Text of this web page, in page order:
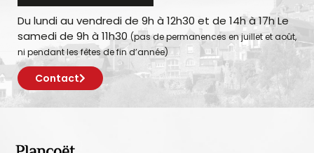
Du lundi au vendredi de 9h à 12h30 et de 14h à 17h Le
samedi de 9h à 11h30 (pas de permanences en juillet et août,
ni pendant les fêtes de fin d’année)
Contact